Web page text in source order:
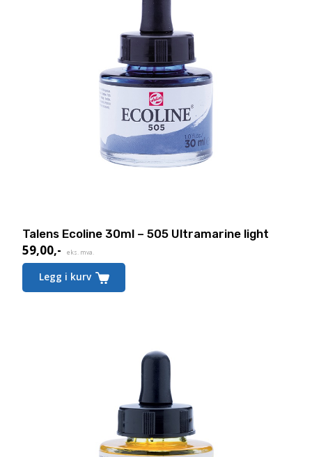
Talens Ecoline 30ml – 505 Ultramarine light
59,00,- eks. mva.
Legg i kurv